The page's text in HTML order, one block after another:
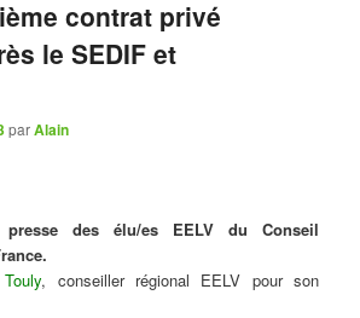
contrat privé
le SEDIF et
parAlain
presse des élu/es EELV du Conseil
, conseiller régional EELV pour son